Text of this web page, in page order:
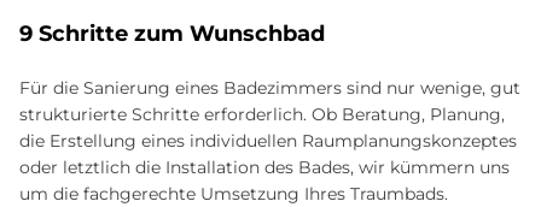
9 Schritte zum Wunschbad
Für die Sanierung eines Badezimmers sind nur wenige, gut
strukturierte Schritte erforderlich. Ob Beratung, Planung,
die Erstellung eines individuellen Raumplanungskonzeptes
oder letztlich die Installation des Bades, wir kümmern uns
um die fachgerechte Umsetzung Ihres Traumbads.